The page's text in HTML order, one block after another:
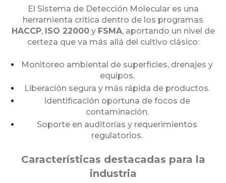
El Sistema de Detección Molecular es una
herramienta crítica dentro de los programas
HACCP, ISO 22000y FSMA, aportando un nivel de
certeza que va más allá del cultivo clásico:
Monitoreo ambiental de superficies, drenajes y
equipos.
Liberación segura y más rápida de productos.
Identificación oportuna de focos de
contaminación.
Soporte en auditorías y requerimientos
regulatorios.
Características destacadas para la
industria